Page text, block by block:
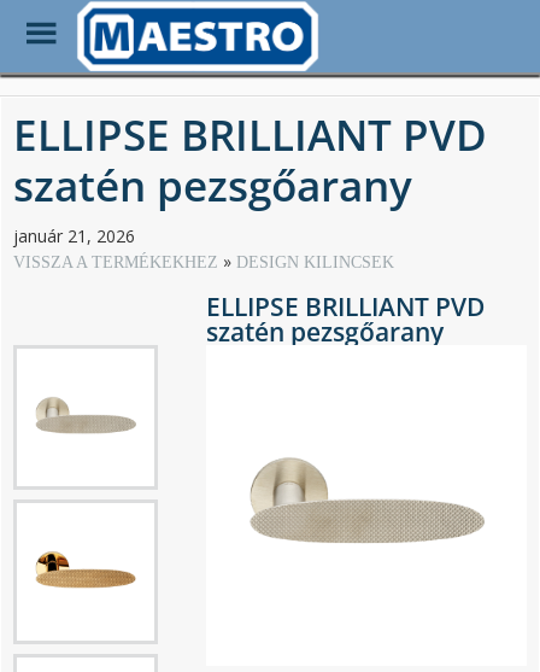
Skip
main
Toggle
Menu
ELLIPSE BRILLIANT PVD
szatén pezsgőarany
január 21, 2026
VISSZA A TERMÉKEKHEZ DESIGN KILINCSEK
ELLIPSE BRILLIANT PVD
szatén pezsgőarany